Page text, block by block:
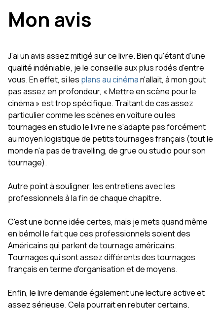
Mon avis
J'ai un avis assez mitigé sur ce livre. Bien qu'étant d'une
qualité indéniable, je le conseille aux plus rodés d'entre
vous. En effet, si les plans au cinéman'allait, à mon gout
pas assez en profondeur, « Mettre en scène pour le
cinéma » est trop spécifique. Traitant de cas assez
particulier comme les scènes en voiture ou les
tournages en studio le livre ne s'adapte pas forcément
au moyen logistique de petits tournages français (tout le
monde n'a pas de travelling, de grue ou studio pour son
tournage).
Autre point à souligner, les entretiens avec les
professionnels à la fin de chaque chapitre.
C'est une bonne idée certes, mais je mets quand même
en bémol le fait que ces professionnels soient des
Américains qui parlent de tournage américains.
Tournages qui sont assez différents des tournages
français en terme d'organisation et de moyens.
Enfin, le livre demande également une lecture active et
assez sérieuse. Cela pourrait en rebuter certains.